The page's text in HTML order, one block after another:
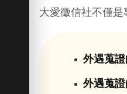
大愛徵信社不僅是
外遇蒐
外遇蒐